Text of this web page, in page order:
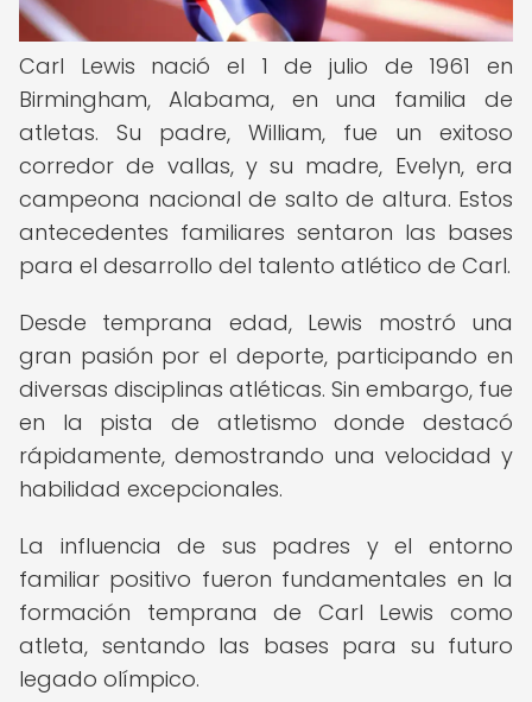
Carl Lewis nació el 1 de julio de 1961 en
Birmingham, Alabama, en una familia de
atletas. Su padre, William, fue un exitoso
corredor de vallas, y su madre, Evelyn, era
campeona nacional de salto de altura. Estos
antecedentes familiares sentaron las bases
para el desarrollo del talento atlético de Carl.
Desde temprana edad, Lewis mostró una
gran pasión por el deporte, participando en
diversas disciplinas atléticas. Sin embargo, fue
en la pista de atletismo donde destacó
rápidamente, demostrando una velocidad y
habilidad excepcionales.
La influencia de sus padres y el entorno
familiar positivo fueron fundamentales en la
formación temprana de Carl Lewis como
atleta, sentando las bases para su futuro
legado olímpico.